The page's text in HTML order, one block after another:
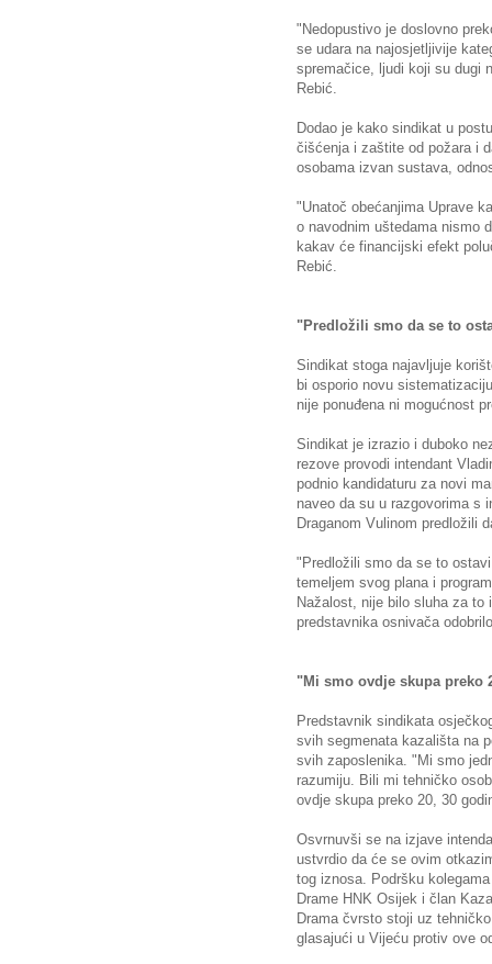
"Nedopustivo je doslovno
se udara na najosjetljivije
spremačice, ljudi koji su dugi
Rebić.
Dodao je kako sindikat u
čišćenja i zaštite od požara i
osobama izvan sustava,
"Unatoč obećanjima Uprave
o navodnim uštedama nismo
kakav će financijski efekt
Rebić.
"Predložili smo da se to
Sindikat stoga najavljuje
bi osporio novu
nije ponuđena ni mogućnost
Sindikat je izrazio i duboko
rezove provodi intendant
podnio kandidaturu za novi
naveo da su u razgovorima s
Draganom Vulinom predložili
"Predložili smo da se to
temeljem svog plana i
Nažalost, nije bilo sluha za
predstavnika osnivača
"Mi smo ovdje skupa preko
Predstavnik sindikata
svih segmenata kazališta na
svih zaposlenika. "Mi smo
razumiju. Bili mi tehničko
ovdje skupa preko 20, 30
Osvrnuvši se na izjave
ustvrdio da će se ovim
tog iznosa. Podršku
Drame HNK Osijek i član
Drama čvrsto stoji uz
glasajući u Vijeću protiv ove